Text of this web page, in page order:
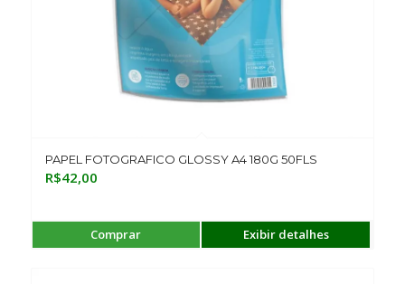
PAPEL FOTOGRAFICO GLOSSY A4 180G 50FLS
R$42,00
Comprar Exibir detalhes